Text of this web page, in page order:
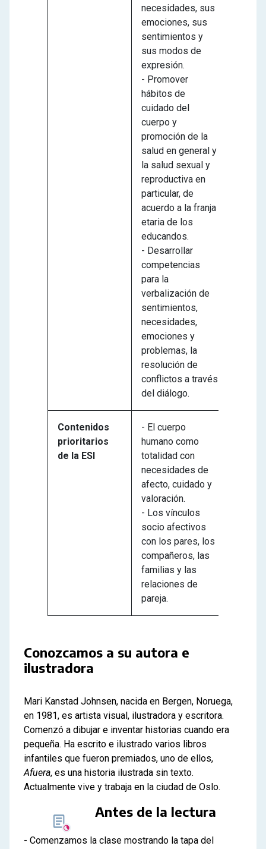
necesidades, sus
emociones, sus
sentimientos y
sus modos de
expresión.
- Promover
hábitos de
cuidado del
cuerpo y
promoción de la
salud en general y
la salud sexual y
reproductiva en
particular, de
acuerdo a la franja
etaria de los
educandos.
- Desarrollar
competencias
para la
verbalización de
sentimientos,
necesidades,
emociones y
problemas, la
resolución de
conflictos a través
del diálogo.
Contenidos
prioritarios
de la ESI
- El cuerpo
humano como
totalidad con
necesidades de
afecto, cuidado y
valoración.
- Los vínculos
socio afectivos
con los pares, los
compañeros, las
familias y las
relaciones de
pareja.
Conozcamos a su autora e
ilustradora
Mari Kanstad Johnsen, nacida en Bergen, Noruega,
en 1981, es artista visual, ilustradora y escritora.
Comenzó a dibujar e inventar historias cuando era
pequeña. Ha escrito e ilustrado varios libros
infantiles que fueron premiados, uno de ellos,
Afuera, es una historia ilustrada sin texto.
Actualmente vive y trabaja en la ciudad de Oslo.
Antes de la lectura
- Comenzamos la clase mostrando la tapa del